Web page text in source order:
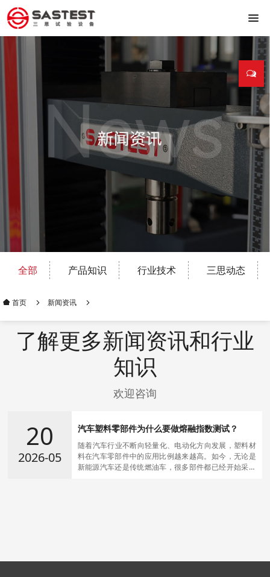
全部 产品知识 行业技术 三思动态
首页 新闻资讯
了解更多新闻资讯和行业
知识
欢迎咨询
20
2026-05
汽车塑料零部件为什么要做熔融指数测试？
​随着汽车行业不断向轻量化、电动化方向发展，塑料材
料在汽车零部件中的应用比例越来越高。如今，无论是
新能源汽车还是传统燃油车，很多部件都已经开始采用